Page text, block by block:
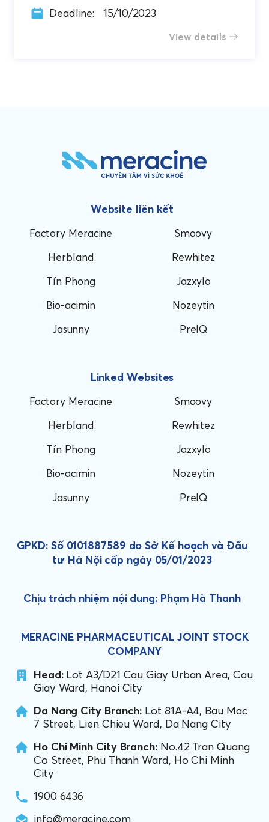
Deadline:
15/10/2023
View details
Website liên kết
Factory Meracine
Herbland
Tín Phong
Bio-acimin
Jasunny
Smoovy
Rewhitez
Jazxylo
Nozeytin
PreIQ
Linked Websites
Factory Meracine
Herbland
Tín Phong
Bio-acimin
Jasunny
Smoovy
Rewhitez
Jazxylo
Nozeytin
PreIQ
GPKD: Số 0101887589 do Sở Kế hoạch và Đầu
tư Hà Nội cấp ngày 05/01/2023
Chịu trách nhiệm nội dung: Phạm Hà Thanh
MERACINE PHARMACEUTICAL JOINT STOCK
COMPANY
Head:Lot A3/D21 Cau Giay Urban Area, Cau
Giay Ward, Hanoi City
Da Nang City Branch: Lot 81A-A4, Bau Mac
7 Street, Lien Chieu Ward, Da Nang City
Ho Chi Minh City Branch:No.42 Tran Quang
Co Street, Phu Thanh Ward, Ho Chi Minh
City
1900 6436
info@meracine.com